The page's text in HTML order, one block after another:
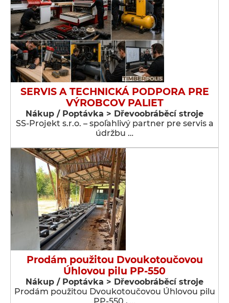
SERVIS A TECHNICKÁ PODPORA PRE
VÝROBCOV PALIET
Nákup / Poptávka > Dřevoobráběcí stroje
SS-Projekt s.r.o. – spoľahlivý partner pre servis a
údržbu …
Prodám použitou Dvoukotoučovou
Úhlovou pilu PP-550
Nákup / Poptávka > Dřevoobráběcí stroje
Prodám použitou Dvoukotoučovou Úhlovou pilu